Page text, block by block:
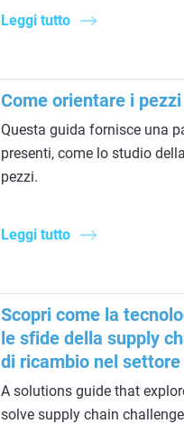
Leggi tutto
Come orientare i
Questa guida fornisce una
presenti, come lo studio
pezzi.
Leggi tutto
Scopri come la
le sfide della supply
di ricambio nel
A solutions guide that
solve supply chain